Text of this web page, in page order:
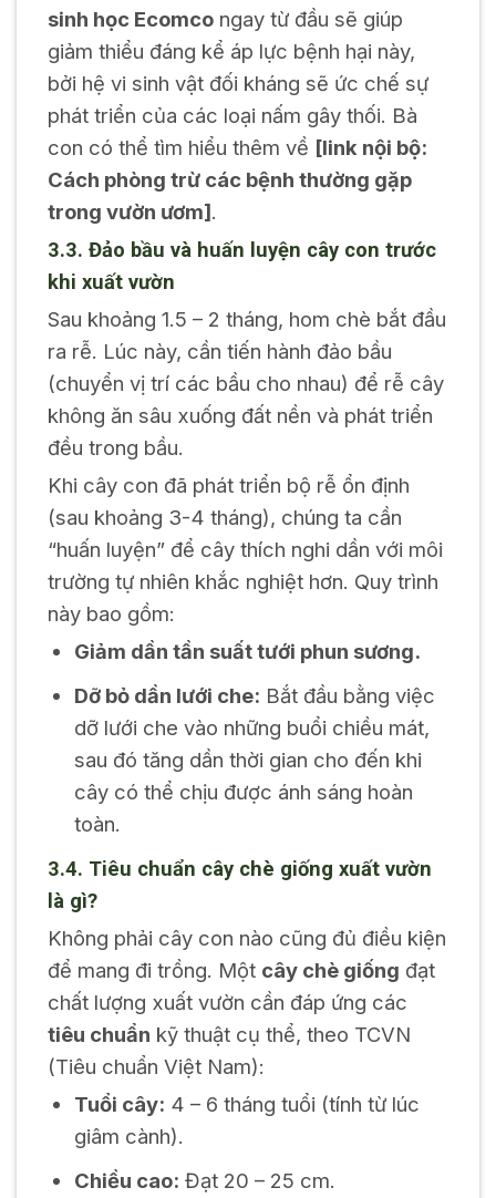
sinh học Ecomcongay từ đầu sẽ giúp
giảm thiểu đáng kể áp lực bệnh hại này,
bởi hệ vi sinh vật đối kháng sẽ ức chế sự
phát triển của các loại nấm gây thối. Bà
con có thể tìm hiểu thêm về [link nội bộ:
Cách phòng trừ các bệnh thường gặp
trong vườn ươm].
3.3. Đảo bầu và huấn luyện cây con trước
khi xuất vườn
Sau khoảng 1.5 – 2 tháng, hom chè bắt đầu
ra rễ. Lúc này, cần tiến hành đảo bầu
(chuyển vị trí các bầu cho nhau) để rễ cây
không ăn sâu xuống đất nền và phát triển
đều trong bầu.
Khi cây con đã phát triển bộ rễ ổn định
(sau khoảng 3-4 tháng), chúng ta cần
“huấn luyện” để cây thích nghi dần với môi
trường tự nhiên khắc nghiệt hơn. Quy trình
này bao gồm:
Giảm dần tần suất tưới phun sương.
Dỡ bỏ dần lưới che: Bắt đầu bằng việc
dỡ lưới che vào những buổi chiều mát,
sau đó tăng dần thời gian cho đến khi
cây có thể chịu được ánh sáng hoàn
toàn.
3.4. Tiêu chuẩn cây chè giống xuất vườn
là gì?
Không phải cây con nào cũng đủ điều kiện
để mang đi trồng. Một cây chè giống đạt
chất lượng xuất vườn cần đáp ứng các
tiêu chuẩn kỹ thuật cụ thể, theo TCVN
(Tiêu chuẩn Việt Nam):
Tuổi cây: 4 – 6 tháng tuổi (tính từ lúc
giâm cành).
Chiều cao: Đạt 20 – 25 cm.